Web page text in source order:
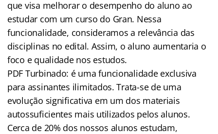
que visa melhorar o desempenho do aluno ao
estudar com um curso do Gran. Nessa
funcionalidade, consideramos a relevância das
disciplinas no edital. Assim, o aluno aumentaria o
foco e qualidade nos estudos.
PDF Turbinado: é uma funcionalidade exclusiva
para assinantes ilimitados. Trata-se de uma
evolução significativa em um dos materiais
autossuficientes mais utilizados pelos alunos.
Cerca de 20% dos nossos alunos estudam,